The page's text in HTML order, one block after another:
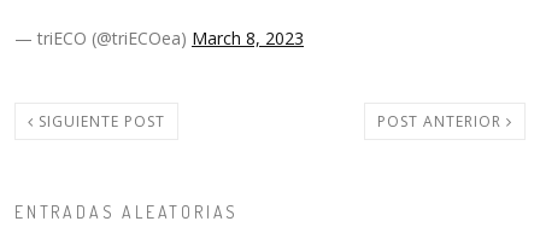
— triECO (@triECOea) March 8, 2023
SIGUIENTE POST POST ANTERIOR
ENTRADAS ALEATORIAS